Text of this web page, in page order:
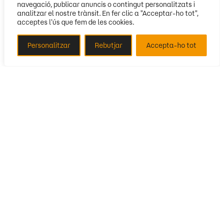
navegació, publicar anuncis o contingut personalitzats i
analitzar el nostre trànsit. En fer clic a "Acceptar-ho tot",
acceptes l'ús que fem de les cookies.
Personalitzar Rebutjar Accepta-ho tot